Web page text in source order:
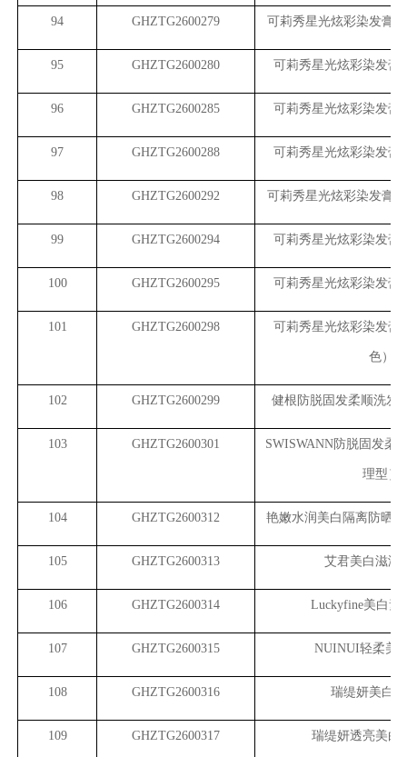
94 GHZTG2600279 可莉秀星光炫彩染发膏
95 GHZTG2600280 可莉秀星光炫彩染发膏
96 GHZTG2600285 可莉秀星光炫彩染发膏
97 GHZTG2600288 可莉秀星光炫彩染发膏
98 GHZTG2600292 可莉秀星光炫彩染发膏
99 GHZTG2600294 可莉秀星光炫彩染发膏
100 GHZTG2600295 可莉秀星光炫彩染发膏
101 GHZTG2600298 可莉秀星光炫彩染发膏
色）
102 GHZTG2600299 健根防脱固发柔顺洗发
103 GHZTG2600301 SWISWANN防脱固发柔
理型）
104 GHZTG2600312 艳嫩水润美白隔离防晒喷
105 GHZTG2600313 艾君美白滋润
106 GHZTG2600314 Luckyfine美白素
107 GHZTG2600315 NUINUI轻柔美
108 GHZTG2600316 瑞缇妍美白
109 GHZTG2600317 瑞缇妍透亮美白